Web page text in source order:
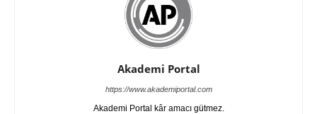
Akademi Portal
https://www.akademiportal.com
Akademi Portal kâr amacı gütmez.